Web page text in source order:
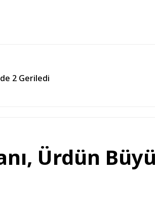
2 Geriledi
Ürdün